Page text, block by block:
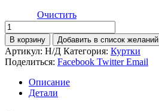
Очистить
Количество
товара
Куртка
Парка
зимняя
руководителя
В корзину Добавить в список желаний
Артикул: Н/Д Категория: Куртки
Поделиться: Facebook Twitter Email
Описание
Детали